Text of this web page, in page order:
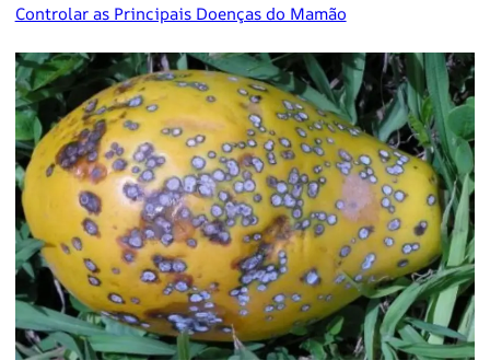
Controlar as Principais Doenças do Mamão